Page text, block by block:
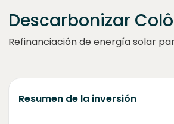
Descarbonizar
Refinanciación de energía solar
Resumen de la inversión